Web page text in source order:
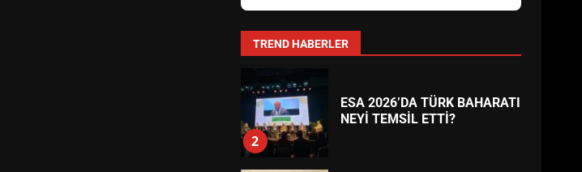
TREND HABERLER
1
HAREKETE GEÇİYOR: GÖZLER
2
ESA 2026’DA TÜRK BAHARATI
NEYİ TEMSİL ETTİ?